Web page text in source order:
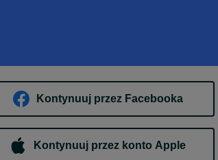
Kontynuuj przez Facebooka
Kontynuuj przez konto Apple